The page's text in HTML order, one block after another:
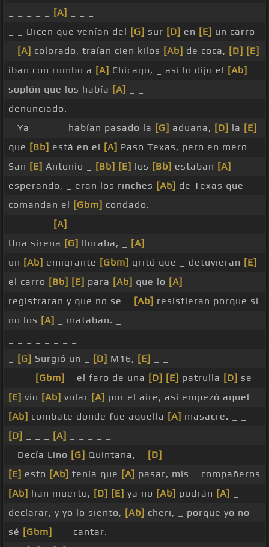
[A]
_ _ Dicen que venían del [G] sur [D] en [E] un carro
[A] colorado, traían cien kilos [Ab] de coca, [D] [E]
iban con rumbo a [A] Chicago, _ así lo dijo el [Ab]
soplón que los había [A]
denunciado.
_ Ya _ _ _ _ habían pasado la [G] aduana, [D] la [E]
que [Bb] está en el [A] Paso Texas, pero en mero
San [E] Antonio _ [Bb] [E] los [Bb] estaban [A]
esperando, _ eran los rinches [Ab] de Texas que
comandan el [Gbm] condado. _ _
[A]
Una sirena [G] lloraba, _
[A]
un [Ab] emigrante [Gbm] gritó que _ detuvieran [E]
el carro [Bb] [E] para [Ab] que lo [A]
registraran y que no se _
[Ab] resistieran porque si
no los [A]
_ mataban. _
[G] Surgió un _ [D] M16, [E]
[Gbm] _ el faro de una [D] [E] patrulla [D] se
[E] vio [Ab] volar [A] por el aire, así empezó aquel
[Ab] combate donde fue aquella [A] masacre. _ _
[D]
[A]
_ Decía Lino [G] Quintana, _
[D]
[E] esto [Ab] tenía que [A] pasar, mis _ compañeros
[Ab] han muerto, [D] [E] ya no [Ab] podrán [A]
declarar, y yo lo siento, [Ab] cheri, _ porque yo no
sé [Gbm]
_ _ cantar.